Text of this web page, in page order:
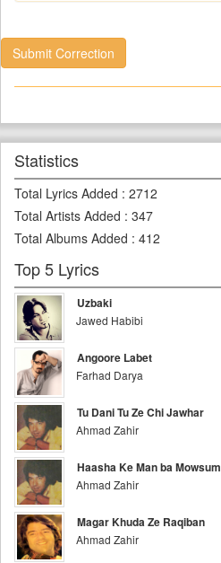
Submit Correction
Statistics
Total Lyrics Added : 2712
Total Artists Added : 347
Total Albums Added : 412
Top 5 Lyrics
Uzbaki
Jawed Habibi
Angoore Labet
Farhad Darya
Tu Dani Tu Ze Chi Jawhar
Ahmad Zahir
Haasha Ke Man ba Mowsum
Ahmad Zahir
Magar Khuda Ze Raqiban
Ahmad Zahir